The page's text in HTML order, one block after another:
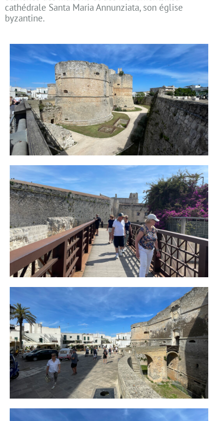
cathédrale Santa Maria Annunziata, son église
byzantine.